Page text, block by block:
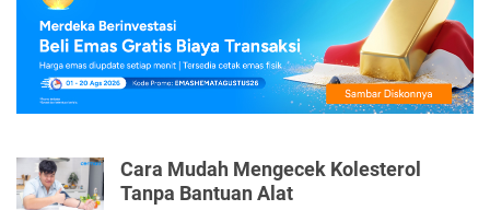
Cara Mudah Mengecek Kolesterol
Tanpa Bantuan Alat